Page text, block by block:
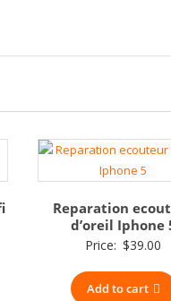
Reparation
d’oreil Iphone
Price: $39.00
Add to cart